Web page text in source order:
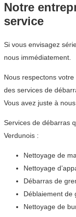
Notre
service
Si vous envisagez
nous immédiatement.
Nous respectons
des services de
Vous avez juste à
Services de débarras
Verdunois :
Nettoyage de
Nettoyage
Débarras de
Déblaiement de
Nettoyage de